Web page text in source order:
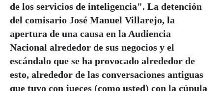
de los servicios de inteligencia". La detención
del comisario José Manuel Villarejo, la
apertura de una causa en la Audiencia
Nacional alrededor de sus negocios y el
escándalo que se ha provocado alrededor de
esto, alrededor de las conversaciones antiguas
que tuvo con jueces (como usted) con la cúpula